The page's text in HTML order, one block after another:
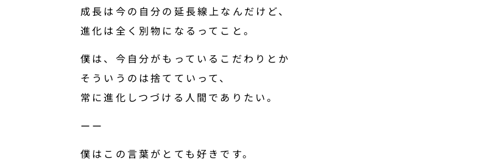
成長は今の自分の延長線上なんだけど、
進化は全く別物になるってこと。
僕は、今自分がもっているこだわりとか
そういうのは捨てていって、
常に進化しつづける人間でありたい。
ーー
僕はこの言葉がとても好きです。